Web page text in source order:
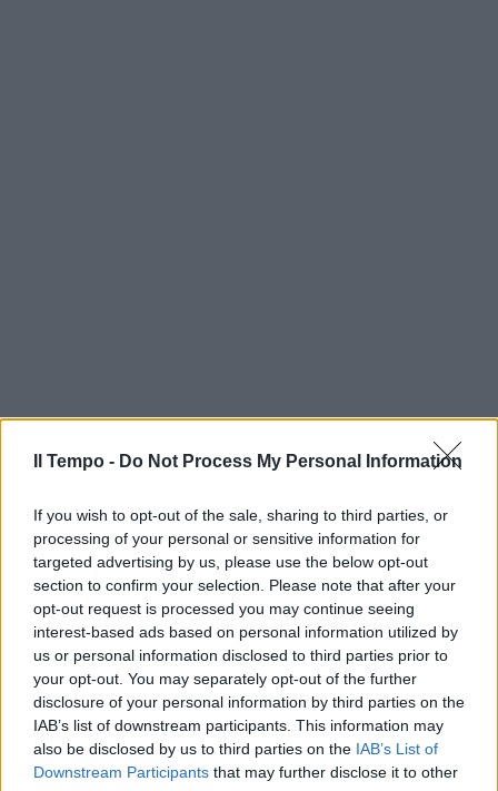
Il Tempo - Do Not Process My Personal Information
If you wish to opt-out of the sale, sharing to third parties, or
processing of your personal or sensitive information for
targeted advertising by us, please use the below opt-out
section to confirm your selection. Please note that after your
opt-out request is processed you may continue seeing
interest-based ads based on personal information utilized by
us or personal information disclosed to third parties prior to
your opt-out. You may separately opt-out of the further
disclosure of your personal information by third parties on the
IAB’s list of downstream participants. This information may
also be disclosed by us to third parties on the IAB’s List of
Downstream Participants that may further disclose it to other